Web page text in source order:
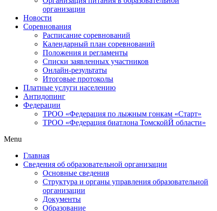
организации
Новости
Соревнования
Расписание соревнований
Календарный план соревнований
Положения и регламенты
Списки заявленных участников
Онлайн-результаты
Итоговые протоколы
Платные услуги населению
Антидопинг
Федерации
ТРОО «Федерация по лыжным гонкам «Старт»
ТРОО «Федерация биатлона ТомскойЙ области»
Menu
Главная
Сведения об образовательной организации
Основные сведения
Структура и органы управления образовательной
организации
Документы
Образование